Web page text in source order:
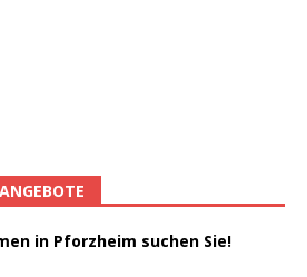
in Pforzheim suchen Sie!